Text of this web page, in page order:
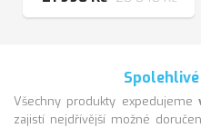
Všechny produkty expedujeme
zajistí nejdřívější možné